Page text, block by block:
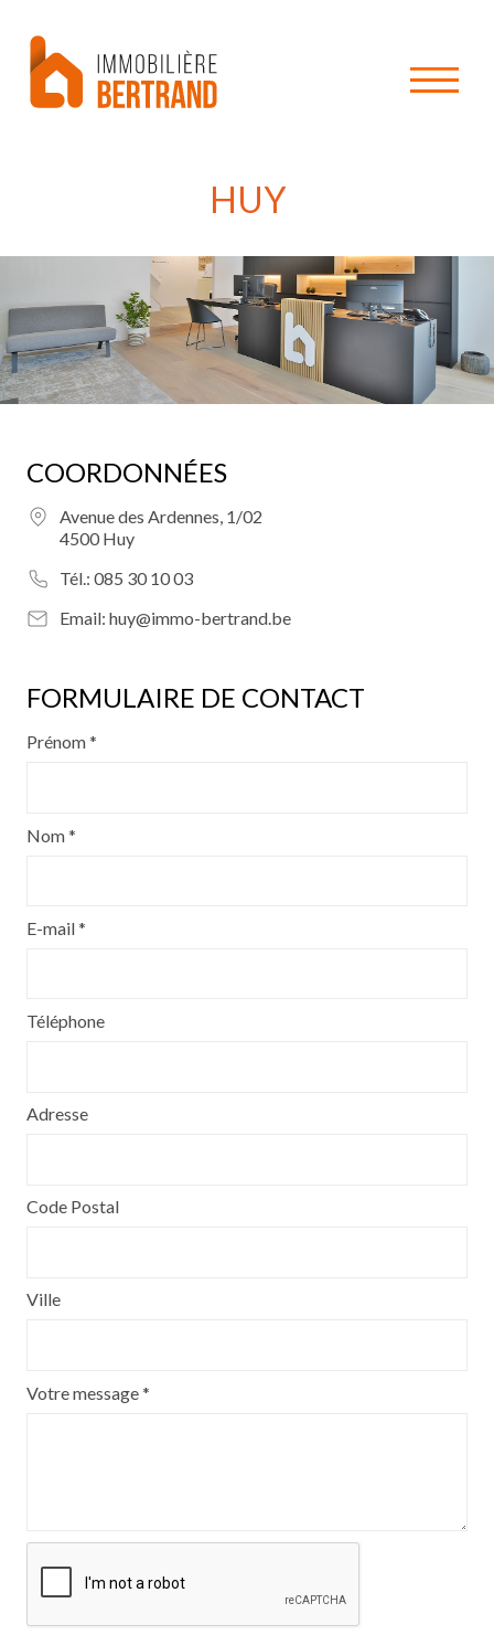
HUY
COORDONNÉES
Avenue des Ardennes, 1/02
4500 Huy
Tél.: 085 30 10 03
Email: huy@immo-bertrand.be
FORMULAIRE DE CONTACT
Prénom *
Nom *
E-mail *
Téléphone
Adresse
Code Postal
Ville
Votre message *